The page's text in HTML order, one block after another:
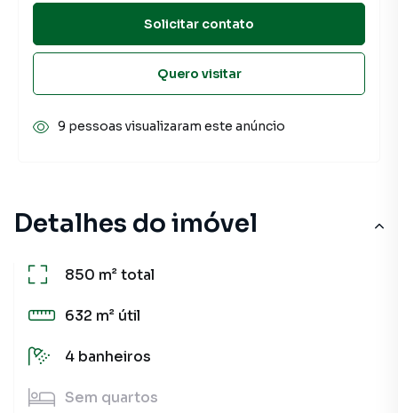
Detalhes do imóvel
850 m²total
632 m² útil
4 banheiros
Sem quartos
Solicitar contato
Quero visitar
9 pessoas visualizaram este anúncio